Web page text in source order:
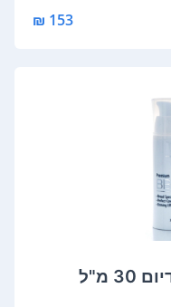
153 ₪
פרמיום BB קרם SPF30 מדיום 30 מ"ל